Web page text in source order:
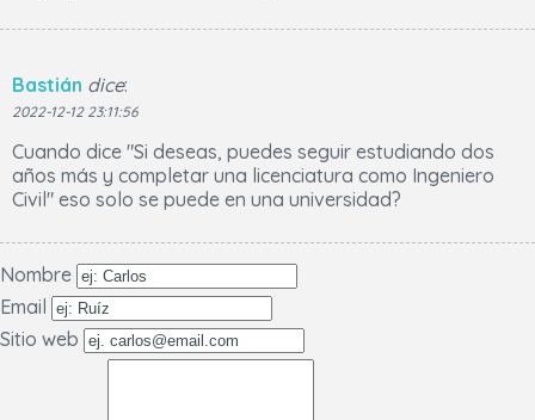
Bastián dice:
2022-12-12 23:11:56
Cuando dice "Si deseas, puedes seguir estudiando dos
años más y completar una licenciatura como Ingeniero
Civil" eso solo se puede en una universidad?
Nombre
Email
Sitio web